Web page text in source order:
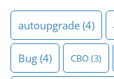
autoupgrade (4)
Bug (4) CBO(3)